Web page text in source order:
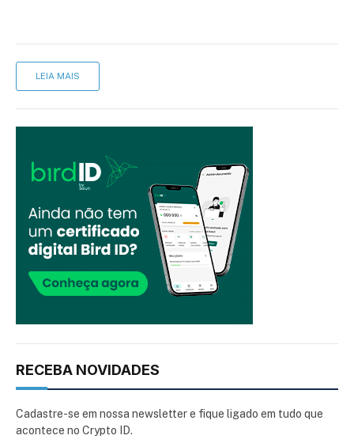
LEIA MAIS
RECEBA NOVIDADES
Cadastre-se em nossa newsletter e fique ligado em tudo que
acontece no Crypto ID.